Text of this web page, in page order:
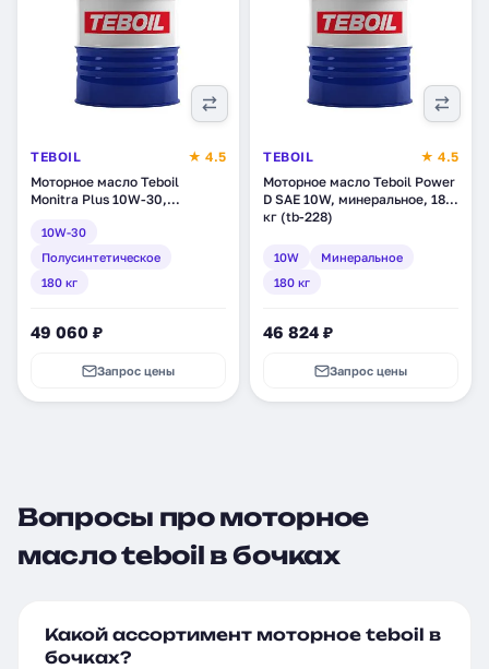
TEBOIL
★ 4.5
Моторное масло Teboil
Monitra Plus 10W-30,
(tb-190)
10W-30
Полусинтетическое
180 кг
49 060 ₽
Запрос цены
TEBOIL
★ 4.5
Моторное масло Teboil Power
D SAE 10W, минеральное, 180
кг (tb-228)
10W
Минеральное
180 кг
46 824 ₽
Запрос цены
Вопросы про моторное
масло teboil в бочках
Какой ассортимент моторное teboil в
бочках?